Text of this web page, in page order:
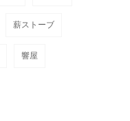
薪ストーブ
響屋